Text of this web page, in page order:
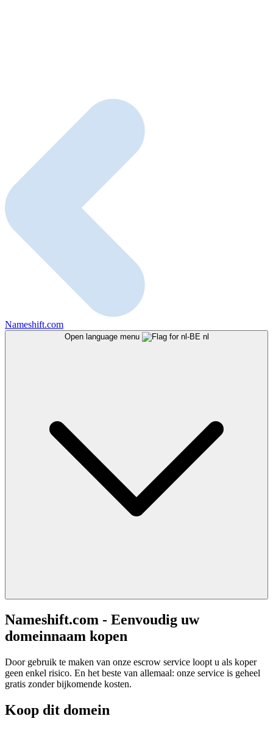
Nameshift.com
Open language menu nl
Nameshift.com - Eenvoudig uw
domeinnaam kopen
Door gebruik te maken van onze escrow service loopt u als koper
geen enkel risico. En het beste van allemaal: onze service is geheel
gratis zonder bijkomende kosten.
Koop dit domein